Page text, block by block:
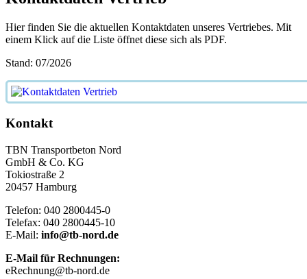
Hier finden Sie die aktuellen Kontaktdaten unseres Vertriebes. Mit
einem Klick auf die Liste öffnet diese sich als PDF.
Stand: 07/2026
Kontakt
TBN Transportbeton Nord
GmbH & Co. KG
Tokiostraße 2
20457 Hamburg
Telefon: 040 2800445-0
Telefax: 040 2800445-10
E-Mail: info@tb-nord.de
E-Mail für Rechnungen:
eRechnung@tb-nord.de